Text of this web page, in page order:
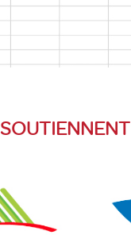
SOUTIENNENT